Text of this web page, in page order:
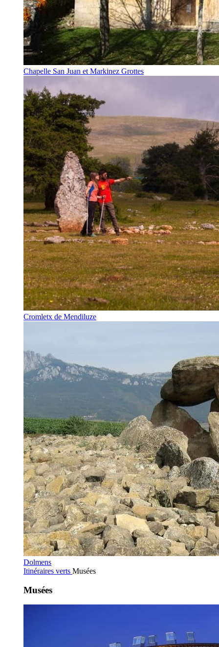
Chapelle San Juan et Markinez Grottes
Cromletx de Mendiluze
Dolmens
Itinéraires verts Musées
Musées